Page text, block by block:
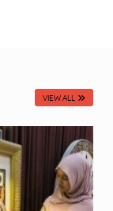
VIEW ALL